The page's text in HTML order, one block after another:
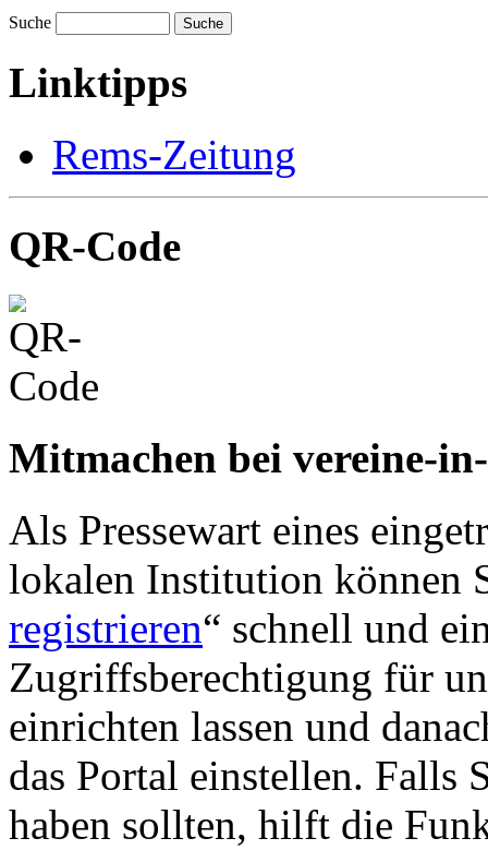
Suche Suche
Linktipps
Rems-Zeitung
QR-Code
Mitmachen bei vereine-
Als Pressewart eines
lokalen Institution können
registrieren“ schnell und
Zugriffsberechtigung für
einrichten lassen und
das Portal einstellen. Falls
haben sollten, hilft die